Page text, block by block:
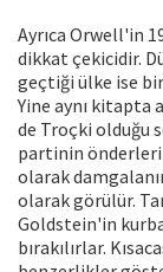
Ayrıca Orwell'in
dikkat çekicidir.
geçtiği ülke ise
Yine aynı kitapta
de Troçki olduğu
partinin
olarak
olarak görülür.
Goldstein'in
bırakılırlar.